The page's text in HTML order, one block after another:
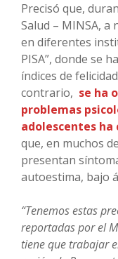
Precisó que,
Salud – MINSA, a
en diferentes
PISA”, donde se
índices de
contrario, se ha
problemas
adolescentes
que, en muchos
presentan
autoestima, bajo
“Tenemos estas
reportadas por el
tiene que trabajar